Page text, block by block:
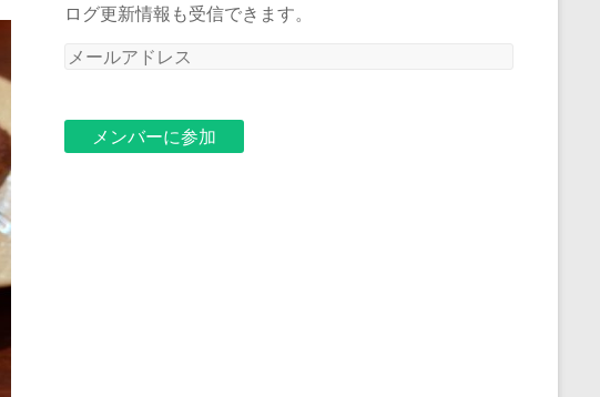
ログ更新情報も受信できます。
メ